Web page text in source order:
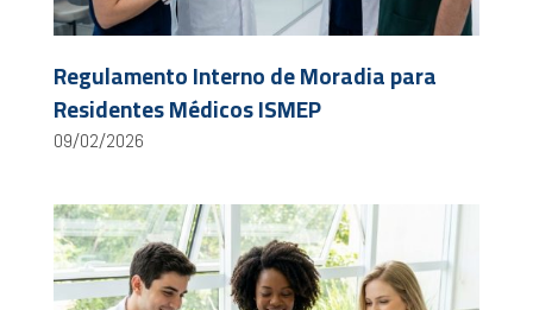
Regulamento Interno de Moradia para
Residentes Médicos ISMEP
09/02/2026